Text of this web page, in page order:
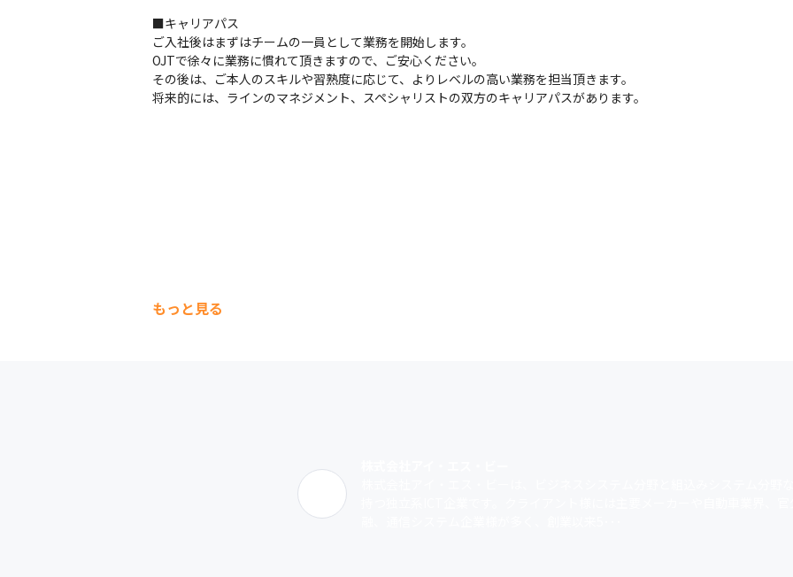
■キャリアパス
ご入社後はまずはチームの一員として業務を開始します。
OJTで徐々に業務に慣れて頂きますので、ご安心ください。
その後は、ご本人のスキルや習熟度に応じて、よりレベルの高い業務を担当頂きます。
将来的には、ラインのマネジメント、スペシャリストの双方のキャリアパスがあります。
もっと見る